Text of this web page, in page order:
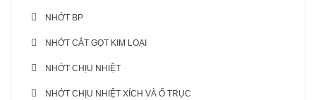
NHỚT BP
NHỚT CẮT GỌT KIM LOẠI
NHỚT CHỊU NHIỆT
NHỚT CHỊU NHIỆT XÍCH VÀ Ổ TRỤC